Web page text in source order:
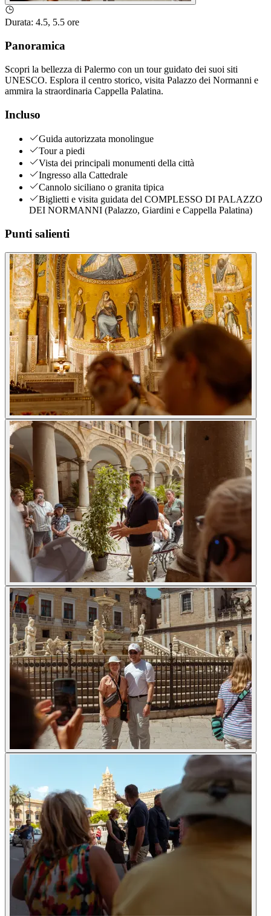
Durata: 4.5, 5.5 ore
Panoramica
Scopri la bellezza di Palermo con un tour guidato dei suoi siti
UNESCO. Esplora il centro storico, visita Palazzo dei Normanni e
ammira la straordinaria Cappella Palatina.
Incluso
Guida autorizzata monolingue
Tour a piedi
Vista dei principali monumenti della città
Ingresso alla Cattedrale
Cannolo siciliano o granita tipica
Biglietti e visita guidata del COMPLESSO DI PALAZZO
DEI NORMANNI (Palazzo, Giardini e Cappella Palatina)
Punti salienti